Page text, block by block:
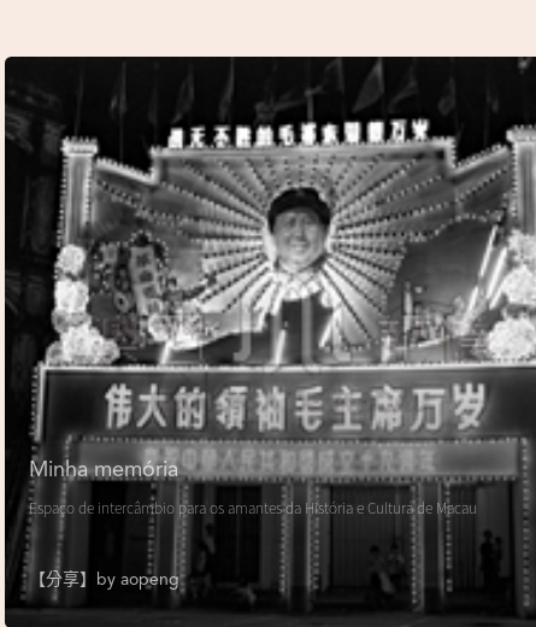
Minha memória
Espaço de intercâmbio para os amantes da História e Cultura de Macau
【分享】by aopeng